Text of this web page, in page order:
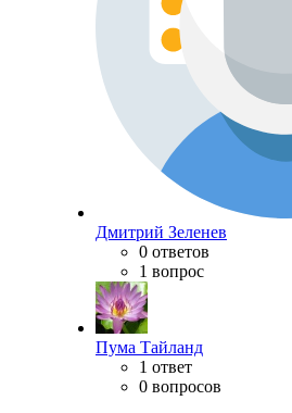
Дмитрий Зеленев
0 ответов
1 вопрос
Пума Тайланд
1 ответ
0 вопросов